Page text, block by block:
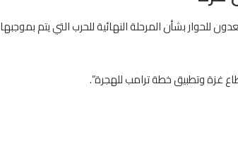
للحوار بشأن المرحلة النهائية للحرب التي يتم بموجبها
غزة وتطبيق خطة ترامب للهجرة”.